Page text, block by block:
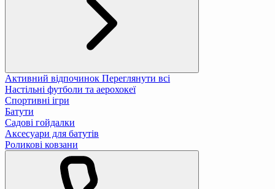
Активний відпочинок Переглянути всі
Настільні футболи та аерохокеї
Спортивні ігри
Батути
Садові гойдалки
Аксесуари для батутів
Роликові ковзани